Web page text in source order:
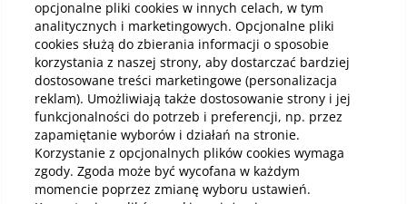
Pobierz aplikację mobilną
opcjonalne pliki cookies w innych celach, w tym
analitycznych i marketingowych. Opcjonalne pliki
cookies służą do zbierania informacji o sposobie
korzystania z naszej strony, aby dostarczać bardziej
dostosowane treści marketingowe (personalizacja
reklam). Umożliwiają także dostosowanie strony i jej
funkcjonalności do potrzeb i preferencji, np. przez
zapamiętanie wyborów i działań na stronie.
Korzystanie z opcjonalnych plików cookies wymaga
zgody. Zgoda może być wycofana w każdym
momencie poprzez zmianę wyboru ustawień.